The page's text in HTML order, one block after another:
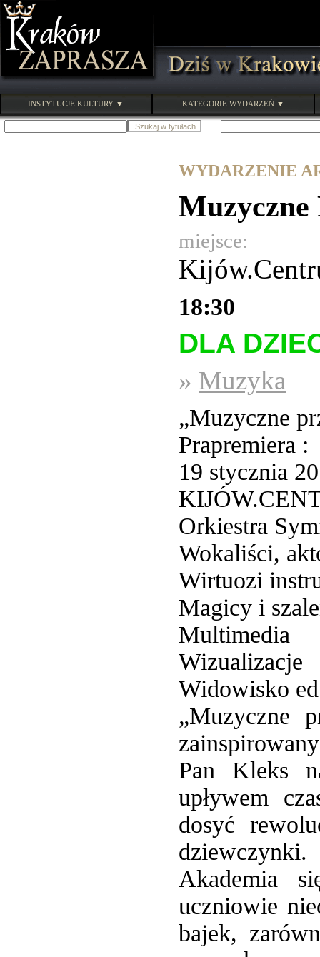
INSTYTUCJE KULTURY ▼ KATEGORIE WYDARZEŃ ▼
WYDARZENIE
Muzyczne
miejsce:
18:30
DLA
» Muzyka
„Muzyczne
Prapremiera :
19 stycznia
Orkiestra
Wokaliści,
Wirtuozi
Magicy i
Multimedia
Wizualizacje
Widowisko
„Muzyczne
Pan Kleks
upływem
dosyć
dziewczynki.
Akademia
uczniowie
bajek,